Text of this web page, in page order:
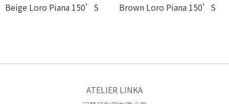
Beige Loro Piana 150’S Brown Loro Piana 150’S
ATELIER LINKA